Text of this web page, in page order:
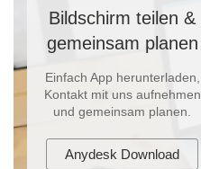
Bildschirm teilen &
gemeinsam planen
Einfach App herunterladen,
Kontakt mit uns aufnehmen
und gemeinsam planen.
Anydesk Download